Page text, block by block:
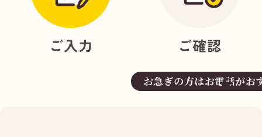
お急ぎの方はお電話がお